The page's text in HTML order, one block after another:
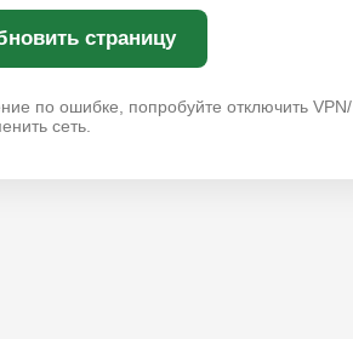
страницу
по ошибке, попробуйте отключить VPN/
сеть.